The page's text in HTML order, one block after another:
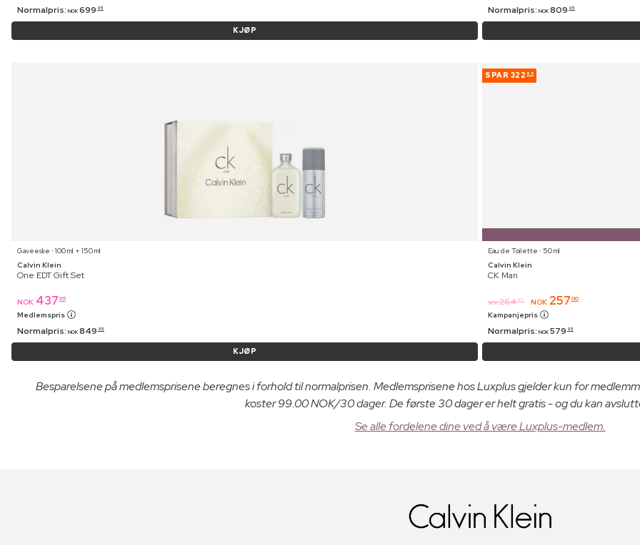
Normalpris: NOK 699 95
KJØP
Normalpris: NOK 809 95
Gaveeske ⋅ 100 ml + 150 ml
Calvin Klein
One EDT Gift Set
NOK 437 95
Medlemspris
Normalpris: NOK 849 95
KJØP
SPAR 322 95
Eau de Toilette ⋅ 50 ml
Calvin Klein
CK Man
NOK 264 95 NOK 257 00
Kampanjepris
Normalpris: NOK 579 95
Besparelsene på medlemsprisene beregnes i forhold til normalprisen. Medlemsprisene hos Luxplus gjelder kun for
koster 99.00 NOK/30 dager. De første 30 dager er helt gratis - og du kan
Se alle fordelene dine ved å være Luxplus-medlem.